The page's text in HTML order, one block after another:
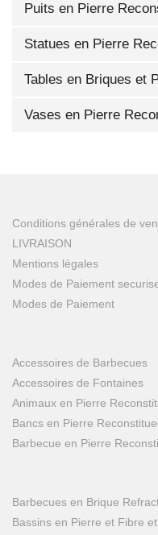
Puits en Pierre
Statues en Pierre
Tables en Briques et
Vases en Pierre
Conditions générales de
LIVRAISON
Mentions légales
Modes de Paiement
Modes de Paiement
Accessoires de Barbecues
Accessoires de Fontaines
Animaux en Pierre
Bancs en Pierre
Barbecue en Pierre
Barbecues en Brique
Bassins en Pierre et Fibre